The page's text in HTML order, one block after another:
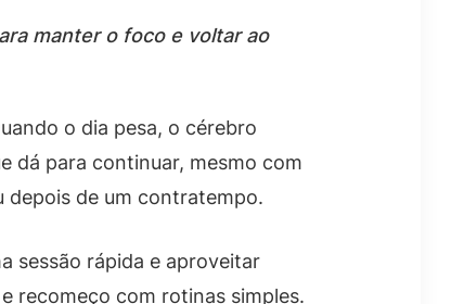
manter o foco e voltar ao
o dia pesa, o cérebro
dá para continuar, mesmo com
depois de um contratempo.
sessão rápida e aproveitar
recomeço com rotinas simples.